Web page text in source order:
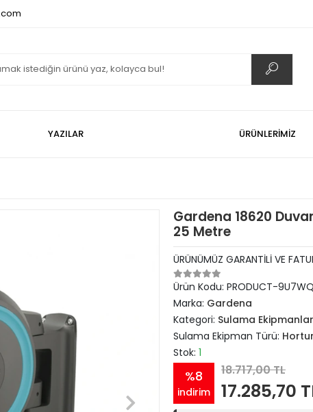
YAZILAR ÜRÜNLERİMİZ
Gardena 18620
25 Metre
ÜRÜNÜMÜZ GARANTİLİ VE
Ürün Kodu: PRODUCT-
Marka: Gardena
Kategori: Sulama
Sulama Ekipman Türü:
Stok: 1
%8
indirim
18.717,00 TL
17.285,70